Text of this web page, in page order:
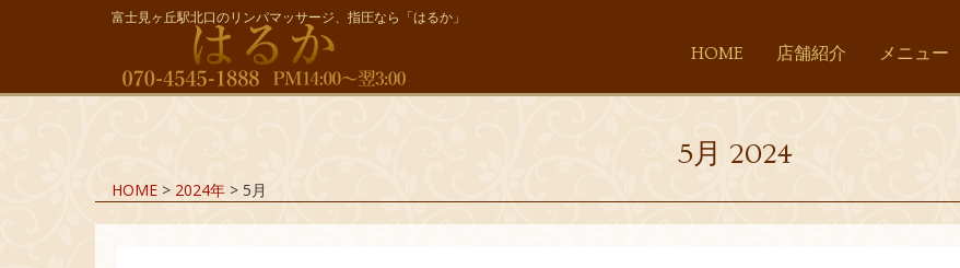
富士見ヶ丘駅北口のリンパマッサージ、指圧なら「はるか」
HOME 店舗紹介 メニュー
5月 2024
HOME > 2024年 > 5月